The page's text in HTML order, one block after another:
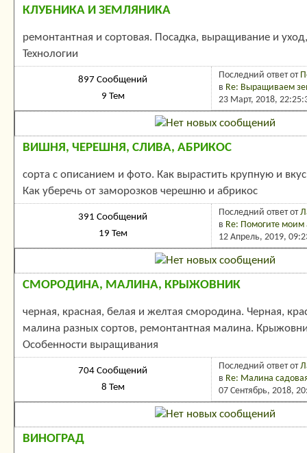
КЛУБНИКА И ЗЕМЛЯНИКА
ремонтантная и сортовая. Посадка, выращивание и
Технологии
897 Сообщений
9 Тем
Последний ответот
в Re: Выращиваем
23 Март, 2018,
ВИШНЯ, ЧЕРЕШНЯ, СЛИВА, АБРИКОС
сорта с описанием и фото. Как вырастить крупную и
Как уберечь от заморозков черешню и абрикос
391 Сообщений
19 Тем
Последний ответот
в Re: Помогите моим
12 Апрель, 2019,
СМОРОДИНА, МАЛИНА, КРЫЖОВНИК
черная, красная, белая и желтая смородина. Черная,
малина разных сортов, ремонтантная малина.
Особенности выращивания
704 Сообщений
8 Тем
Последний ответот
в Re: Малина
07 Сентябрь, 2018,
ВИНОГРАД